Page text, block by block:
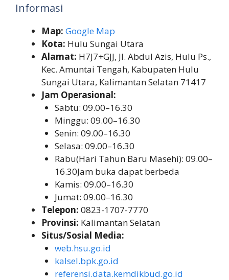
Informasi
Map: Google Map
Kota: Hulu Sungai Utara
Alamat: H7J7+GJJ, Jl. Abdul Azis, Hulu Ps.,
Kec. Amuntai Tengah, Kabupaten Hulu
Sungai Utara, Kalimantan Selatan 71417
Jam Operasional:
Sabtu: 09.00–16.30
Minggu: 09.00–16.30
Senin: 09.00–16.30
Selasa: 09.00–16.30
Rabu(Hari Tahun Baru Masehi): 09.00–
16.30Jam buka dapat berbeda
Kamis: 09.00–16.30
Jumat: 09.00–16.30
Telepon: 0823-1707-7770
Provinsi: Kalimantan Selatan
Situs/Sosial Media:
web.hsu.go.id
kalsel.bpk.go.id
referensi.data.kemdikbud.go.id